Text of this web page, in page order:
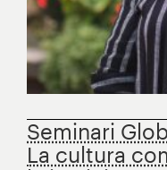
Seminari
La cultura